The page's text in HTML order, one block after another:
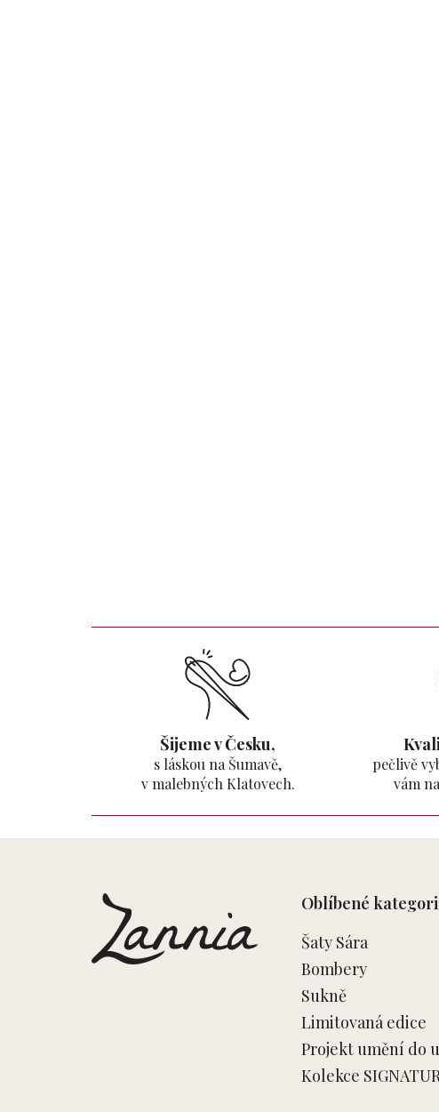
Šijeme v Česku,
s láskou na Šumavě,
v malebných Klatovech.
pečlivě
vám
Oblíbené
Šaty Sára
Bombery
Sukně
Limitovaná edice
Projekt umění do
Kolekce